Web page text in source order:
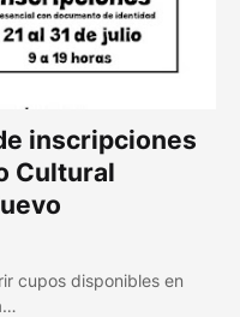
inscripciones
Cultural
cupos disponibles en